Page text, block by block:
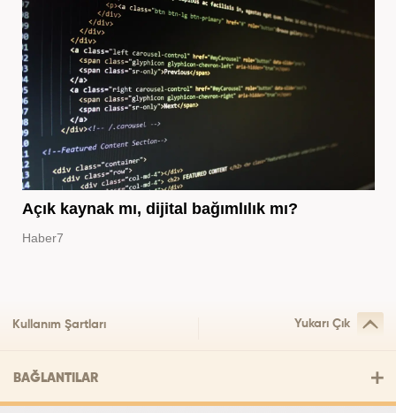
Açık kaynak mı, dijital bağımlılık mı?
Haber7
Kullanım Şartları Yukarı Çık
BAĞLANTILAR